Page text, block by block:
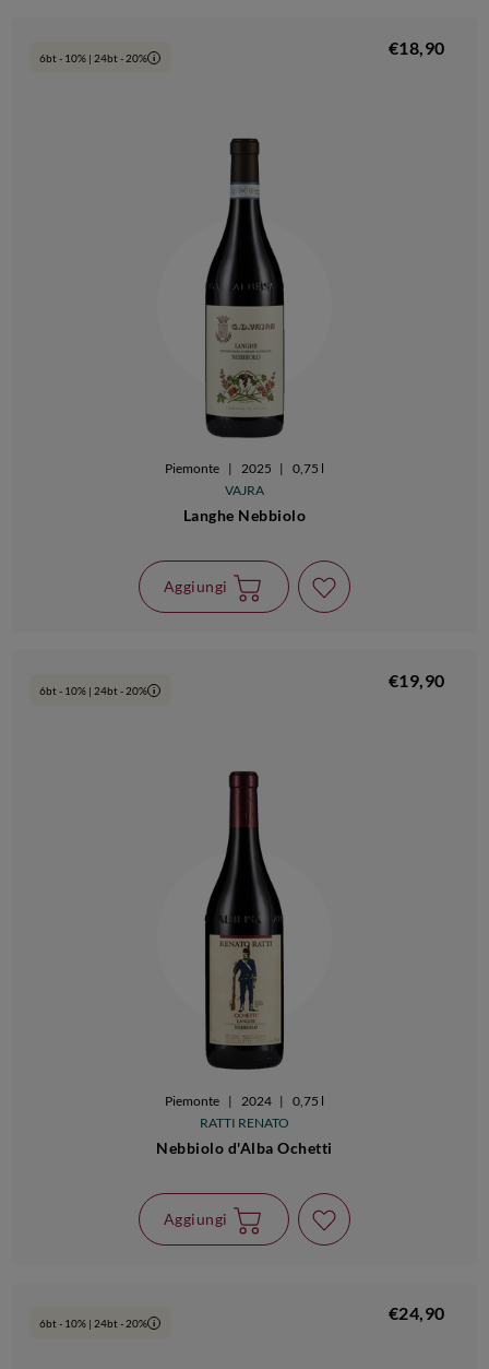
6bt - 10% | 24bt - 20% i €18,90
Piemonte | 2025 | 0,75 l
VAJRA
Langhe Nebbiolo
Aggiungi
6bt - 10% | 24bt - 20% i €19,90
Piemonte | 2024 | 0,75 l
RATTI RENATO
Nebbiolo d'Alba Ochetti
Aggiungi
6bt - 10% | 24bt - 20% i €24,90